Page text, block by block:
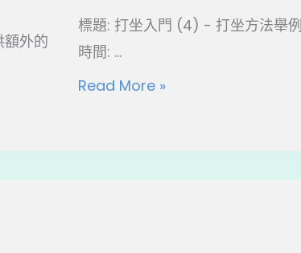
額外的
標題: 打坐入門 (4) - 打坐方法舉例
時間: ...
Read More »